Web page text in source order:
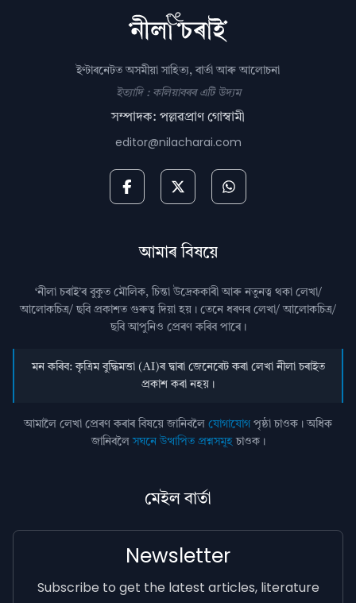
ইণ্টাৰনেটত অসমীয়া সাহিত্য, বাৰ্তা আৰু আলোচনা
ইত্যাদি : কলিয়াবৰৰ এটি উদ্যম
সম্পাদক: পল্লৱপ্ৰাণ গোস্বামী
editor@nilacharai.com
আমাৰ বিষয়ে
‘নীলা চৰাই’ৰ বুকুত মৌলিক, চিন্তা উদ্রেককাৰী আৰু নতুনত্ব থকা লেখা/
আলোকচিত্ৰ/ ছবি প্রকাশত গুৰুত্ব দিয়া হয়। তেনে ধৰণৰ লেখা/ আলোকচিত্ৰ/
ছবি আপুনিও প্রেৰণ কৰিব পাৰে।
মন কৰিব: কৃত্ৰিম বুদ্ধিমত্তা (AI)ৰ দ্বাৰা জেনেৰেট কৰা লেখা নীলা চৰাইত
প্ৰকাশ কৰা নহয়।
আমালৈ লেখা প্ৰেৰণ কৰাৰ বিষয়ে জানিবলৈ যোগাযোগ পৃষ্ঠা চাওক। অধিক
জানিবলৈসঘনে উত্থাপিত প্ৰশ্নসমূহচাওক।
মেইল বাৰ্তা
Newsletter
Subscribe to get the latest articles, literature